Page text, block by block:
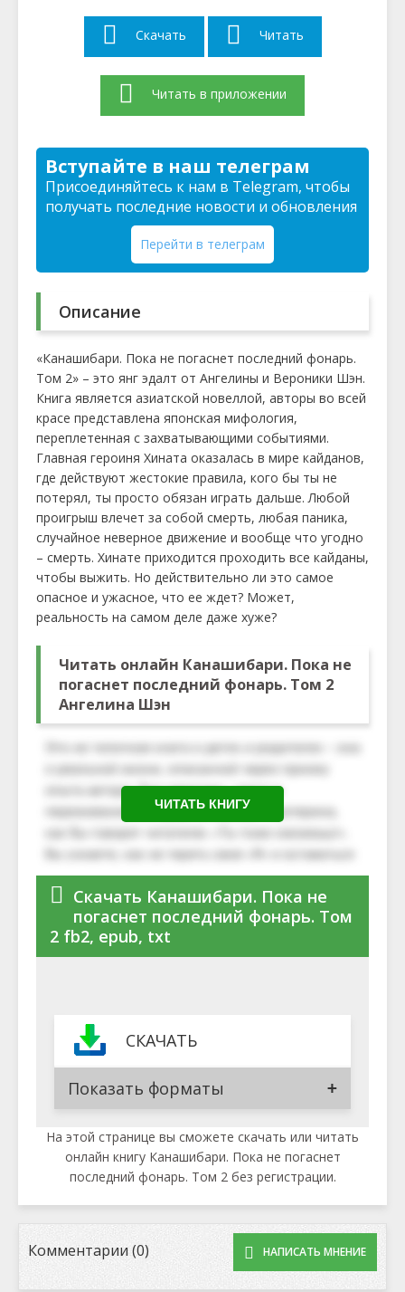
Скачать Читать
Читать в приложении
Вступайте в наш телеграм
Присоединяйтесь к нам в Telegram, чтобы
получать последние новости и обновления
Перейти в телеграм
Описание
«Канашибари. Пока не погаснет последний фонарь.
Том 2» – это янг эдалт от Ангелины и Вероники Шэн.
Книга является азиатской новеллой, авторы во всей
красе представлена японская мифология,
переплетенная с захватывающими событиями.
Главная героиня Хината оказалась в мире кайданов,
где действуют жестокие правила, кого бы ты не
потерял, ты просто обязан играть дальше. Любой
проигрыш влечет за собой смерть, любая паника,
случайное неверное движение и вообще что угодно
– смерть. Хинате приходится проходить все кайданы,
чтобы выжить. Но действительно ли это самое
опасное и ужасное, что ее ждет? Может,
реальность на самом деле даже хуже?
Читать онлайн Канашибари. Пока не
погаснет последний фонарь. Том 2
Ангелина Шэн
ЧИТАТЬ КНИГУ
Скачать Канашибари. Пока не
погаснет последний фонарь. Том
2 fb2, epub, txt
СКАЧАТЬ
Показать форматы
На этой странице вы сможете скачать или читать
онлайн книгу Канашибари. Пока не погаснет
последний фонарь. Том 2 без регистрации.
Комментарии (0) НАПИСАТЬ МНЕНИЕ